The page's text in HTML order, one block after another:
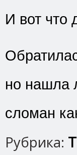
И вот что
но нашла
сломан
Рубрика: